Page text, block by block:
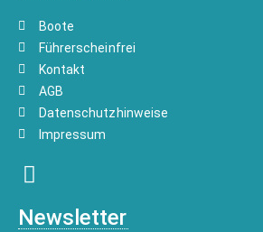
Boote
Führerscheinfrei
Kontakt
AGB
Datenschutzhinweise
Impressum
Newsletter